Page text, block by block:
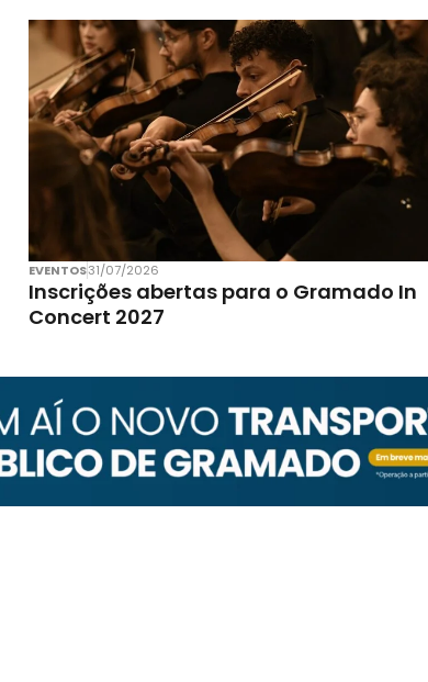
EVENTOS31/07/2026
Inscrições abertas para o Gramado In
Concert 2027